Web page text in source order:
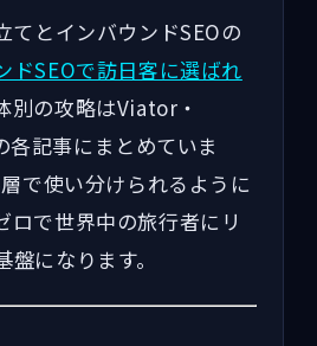
てとインバウンドSEOの
ドSEOで訪日客に選ばれ
別の攻略はViator・
記事にまとめていま
で使い分けられるように
ロで世界中の旅行者にリ
になります。